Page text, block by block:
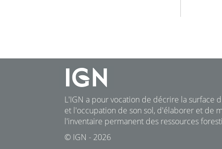
L'IGN a pour vocation de décrire la surface
et l'occupation de son sol, d'élaborer et de
l'inventaire permanent des ressources
© IGN - 2026